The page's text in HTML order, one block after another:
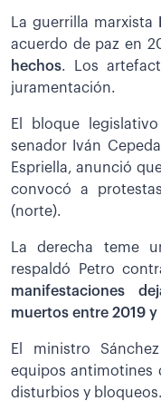
La guerrilla marxista
acuerdo de paz en
hechos. Los
juramentación.
El bloque
senador Iván
Espriella, anunció
convocó a
(norte).
La derecha teme
respaldó Petro
manifestaciones
muertos entre 2019 y
El ministro
equipos antimotines
disturbios y bloqueos.